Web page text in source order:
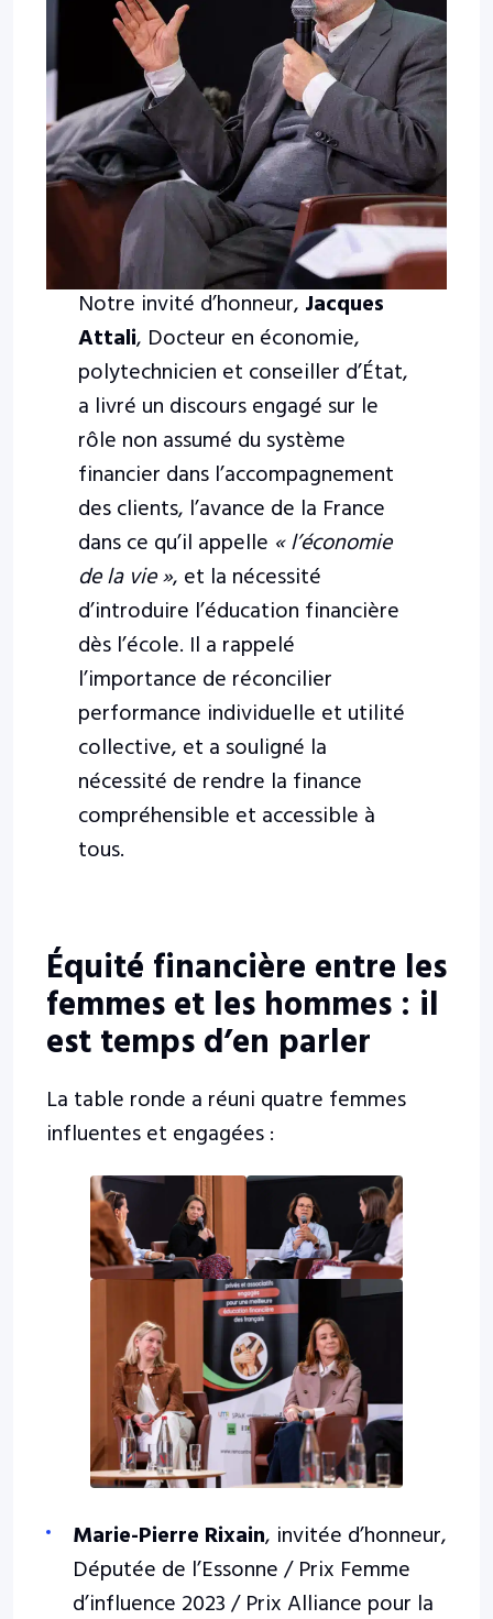
Notre invité d’honneur,Jacques
Attali, Docteur en économie,
polytechnicien et conseiller d’État,
a livré un discours engagé sur le
rôle non assumé du système
financier dans l’accompagnement
des clients, l’avance de la France
dans ce qu’il appelle « l’économie
de la vie », et la nécessité
d’introduire l’éducation financière
dès l’école. Il a rappelé
l’importance de réconcilier
performance individuelle et utilité
collective, et a souligné la
nécessité de rendre la finance
compréhensible et accessible à
tous.
Équité financière entre les
femmes et les hommes : il
est temps d’en parler
La table ronde a réuni quatre femmes
influentes et engagées :
Marie-Pierre Rixain, invitée d’honneur,
Députée de l’Essonne / Prix Femme
d’influence 2023 / Prix Alliance pour la